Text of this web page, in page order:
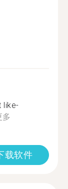
like-
多
载软件